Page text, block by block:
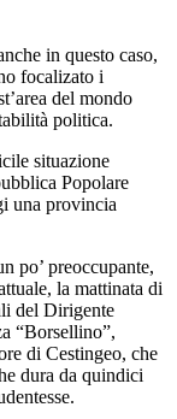
in questo caso,
focalizato i
del mondo
politica.
situazione
Popolare
una provincia
po’ preoccupante,
la mattinata di
del Dirigente
“Borsellino”,
di Cestingeo, che
dura da quindici